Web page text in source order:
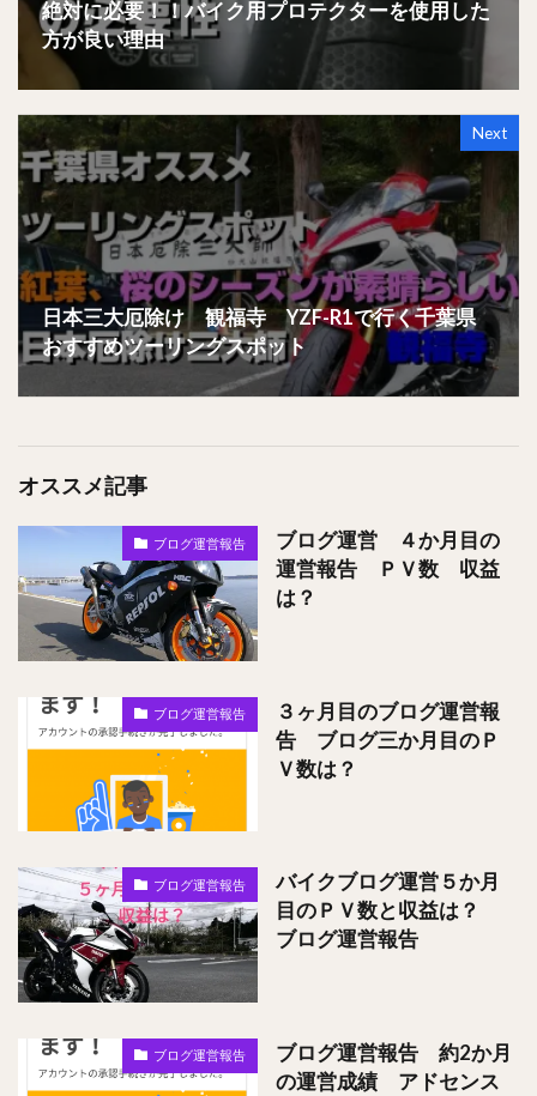
絶対に必要！！バイク用プロテクターを使用した
方が良い理由
Next
日本三大厄除け 観福寺 YZF-R1で行く千葉県
おすすめツーリングスポット
オススメ記事
ブログ運営報告
ブログ運営 ４か月目の
運営報告 ＰＶ数 収益
は？
ブログ運営報告
３ヶ月目のブログ運営報
告 ブログ三か月目のＰ
Ｖ数は？
ブログ運営報告
バイクブログ運営５か月
目のＰＶ数と収益は？
ブログ運営報告
ブログ運営報告
ブログ運営報告 約2か月
の運営成績 アドセンス